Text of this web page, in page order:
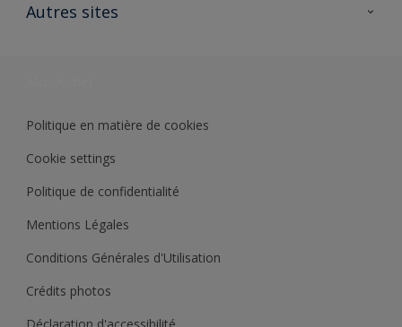
Autres sites
Politique en matière de cookies
Cookie settings
Politique de confidentialité
Mentions Légales
Conditions Générales d'Utilisation
Crédits photos
Déclaration d'accessibilité